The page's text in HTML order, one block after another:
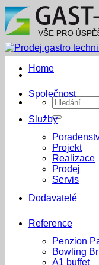
Přeskočit
na
obsah
Hledat:
Home
Společnost
Služby
Projekt
Realizace
Prodej
Servis
Dodavatelé
Reference
Penzion
Bowling
A1 buffet